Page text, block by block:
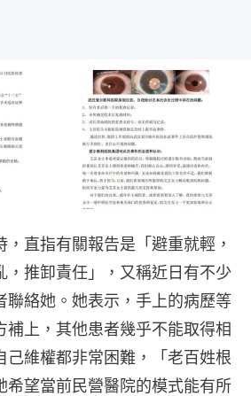
直指有關報告是「避重就輕，
，推卸責任」，又稱近日有不少
聯絡她。她表示，手上的病歷等
補上，其他患者幾乎不能取得相
己維權都非常困難，「老百姓根
希望當前民營醫院的模式能有所